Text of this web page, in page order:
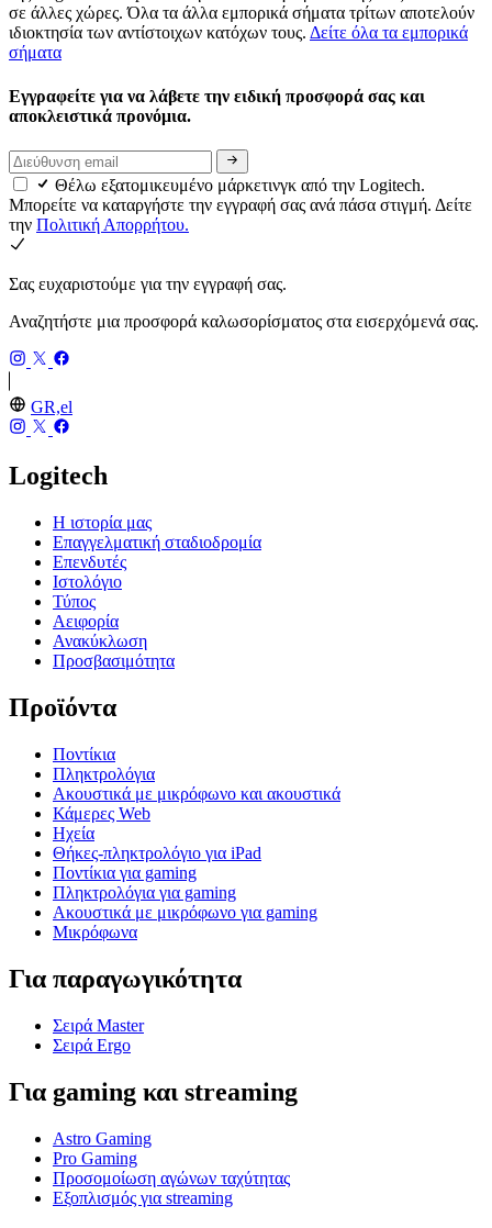
σε άλλες χώρες. Όλα τα άλλα εμπορικά σήματα τρίτων αποτελούν
ιδιοκτησία των αντίστοιχων κατόχων τους. Δείτε όλα τα εμπορικά
σήματα
Εγγραφείτε για να λάβετε την ειδική προσφορά σας και
αποκλειστικά προνόμια.
Θέλω εξατομικευμένο μάρκετινγκ από την Logitech.
Μπορείτε να καταργήστε την εγγραφή σας ανά πάσα στιγμή. Δείτε
την Πολιτική Απορρήτου.
Σας ευχαριστούμε για την εγγραφή σας.
Αναζητήστε μια προσφορά καλωσορίσματος στα εισερχόμενά σας.
GR,el
Logitech
Η ιστορία μας
Επαγγελματική σταδιοδρομία
Επενδυτές
Ιστολόγιο
Τύπος
Αειφορία
Ανακύκλωση
Προσβασιμότητα
Προϊόντα
Ποντίκια
Πληκτρολόγια
Ακουστικά με μικρόφωνο και ακουστικά
Κάμερες Web
Ηχεία
Θήκες-πληκτρολόγιο για iPad
Ποντίκια για gaming
Πληκτρολόγια για gaming
Ακουστικά με μικρόφωνο για gaming
Μικρόφωνα
Για παραγωγικότητα
Σειρά Master
Σειρά Ergo
Για gaming και streaming
Astro Gaming
Pro Gaming
Προσομοίωση αγώνων ταχύτητας
Εξοπλισμός για streaming